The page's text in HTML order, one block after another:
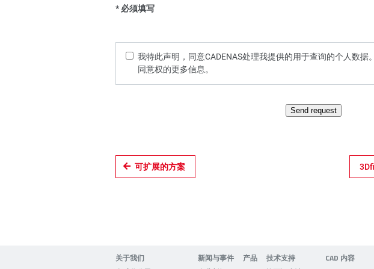
* 必须填写
我特此声明，同意CADENAS处理我提供的用于查询的个人数据。
同意权的更多信息。
Send request
可扩展的方案
关于我们 新闻与事件 产品 技术支持 CAD 内容